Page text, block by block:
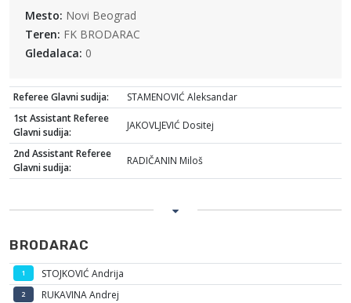
Mesto: Novi Beograd
Teren: FK BRODARAC
Gledalaca: 0
Referee Glavni sudija:
STAMENOVIĆ Aleksandar
1st Assistant Referee
Glavni sudija:
JAKOVLJEVIĆ Dositej
2nd Assistant Referee
Glavni sudija:
RADIČANIN Miloš
BRODARAC
1 STOJKOVIĆ Andrija
2 RUKAVINA Andrej